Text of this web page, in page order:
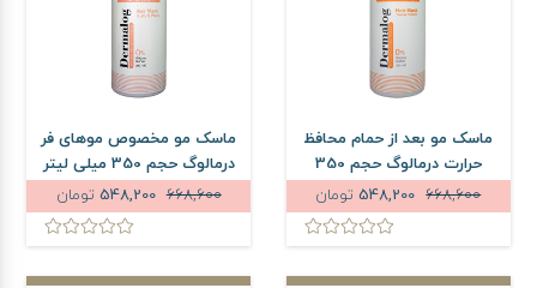
ماسک مو بعد از حمام محافظ
حرارت درمالوگ حجم 350
میلی لیتر668,600 تومان
ماسک مو مخصوص موهای فر
درمالوگ حجم 350 میلی لیتر
668,600
548,200 تومان